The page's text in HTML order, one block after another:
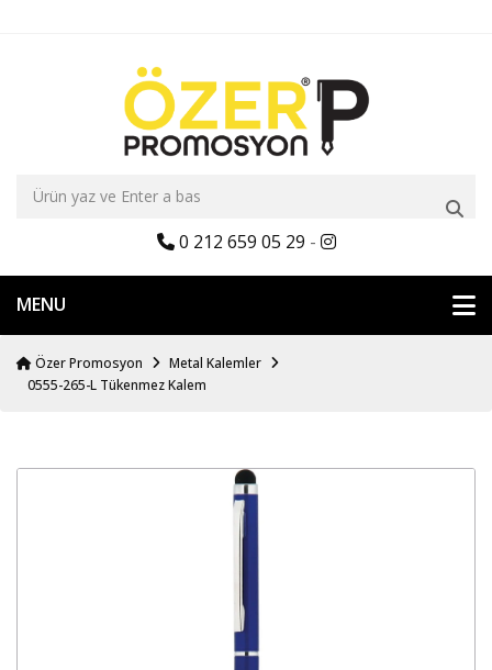
0 212 659 05 29 -
MENU
Özer Promosyon
Metal Kalemler
0555-265-L Tükenmez Kalem